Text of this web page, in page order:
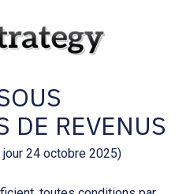
: ISuite
:
DE REVENUS
24 octobre 2025)